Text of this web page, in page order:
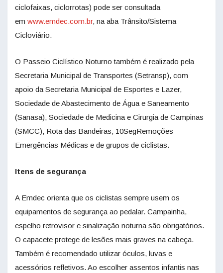
ciclofaixas, ciclorrotas) pode ser consultada
em www.emdec.com.br, na aba Trânsito/Sistema
Cicloviário.
O Passeio Ciclístico Noturno também é realizado pela
Secretaria Municipal de Transportes (Setransp), com
apoio da Secretaria Municipal de Esportes e Lazer,
Sociedade de Abastecimento de Água e Saneamento
(Sanasa), Sociedade de Medicina e Cirurgia de Campinas
(SMCC), Rota das Bandeiras, 10SegRemoções
Emergências Médicas e de grupos de ciclistas.
Itens de segurança
A Emdec orienta que os ciclistas sempre usem os
equipamentos de segurança ao pedalar. Campainha,
espelho retrovisor e sinalização noturna são obrigatórios.
O capacete protege de lesões mais graves na cabeça.
Também é recomendado utilizar óculos, luvas e
acessórios refletivos. Ao escolher assentos infantis nas